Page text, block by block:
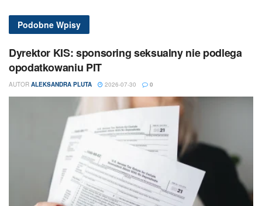
Podobne Wpisy
Dyrektor KIS: sponsoring seksualny nie podlega
opodatkowaniu PIT
AUTOR ALEKSANDRA PLUTA 2026-07-30 0